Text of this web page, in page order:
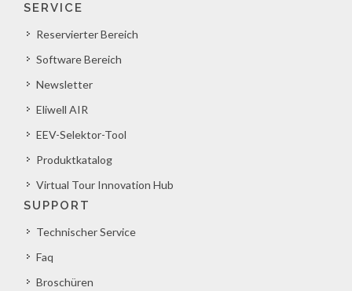
SERVICE
Reservierter Bereich
Software Bereich
Newsletter
Eliwell AIR
EEV-Selektor-Tool
Produktkatalog
Virtual Tour Innovation Hub
SUPPORT
Technischer Service
Faq
Broschüren